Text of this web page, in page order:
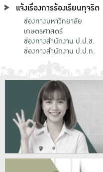
แจ้งเรื่องการร้องเรียนทุจริต
ช่องทางมหาวิทยาลัย
เกษตรศาสตร์
ช่องทางสำนักงาน ป.ป.ช.
ช่องทางสำนักงาน ป.ป.ท.